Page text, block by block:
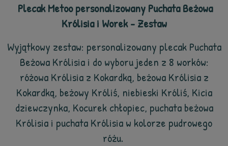
Plecak Metoo personalizowany Puchata Beżowa
Królisia i Worek - Zestaw
Wyjątkowy zestaw: personalizowany plecak Puchata
Beżowa Królisia i do wyboru jeden z 8 worków:
różowa Królisia z Kokardką, beżowa Królisia z
Kokardką, beżowy Króliś, niebieski Króliś, Kicia
dziewczynka, Kocurek chłopiec, puchata beżowa
Królisia i puchata Królisia w kolorze pudrowego
różu.